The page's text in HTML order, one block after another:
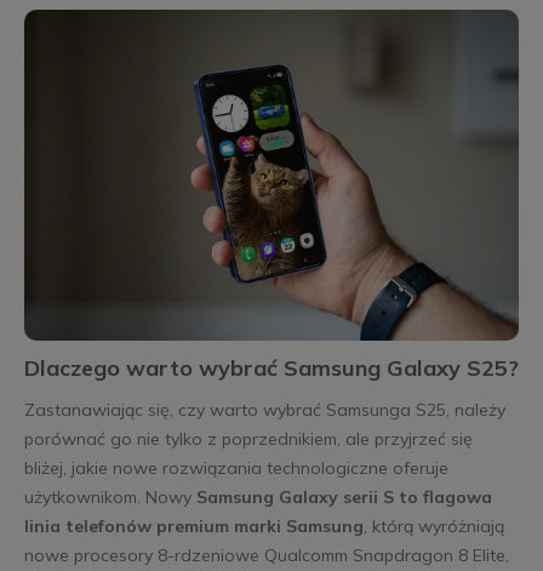
Dlaczego warto wybrać Samsung Galaxy S25?
Zastanawiając się, czy warto wybrać Samsunga S25, należy
porównać go nie tylko z poprzednikiem, ale przyjrzeć się
bliżej, jakie nowe rozwiązania technologiczne oferuje
użytkownikom. Nowy Samsung Galaxy serii S to flagowa
linia telefonów premium marki Samsung , którą wyróżniają
nowe procesory 8-rdzeniowe Qualcomm Snapdragon 8 Elite,